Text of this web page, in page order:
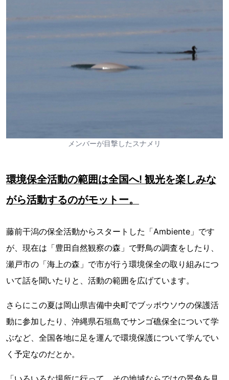
メンバーが目撃したスナメリ
環境保全活動の範囲は全国へ! 観光を楽しみな
がら活動するのがモットー。
藤前干潟の保全活動からスタートした「Ambiente」です
が、現在は「豊田自然観察の森」で野鳥の調査をしたり、
瀬戸市の「海上の森」で市が行う環境保全の取り組みにつ
いて話を聞いたりと、活動の範囲を広げています。
さらにこの夏は岡山県吉備中央町でブッポウソウの保護活
動に参加したり、沖縄県石垣島でサンゴ礁保全について学
ぶなど、全国各地に足を運んで環境保護について学んでい
く予定なのだとか。